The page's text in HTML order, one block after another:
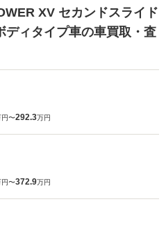
XV セカンドスライド
ディタイプ車の車買取・査
円〜292.3万円
円〜372.9万円